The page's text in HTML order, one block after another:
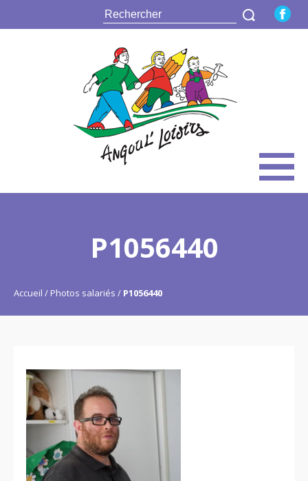
P1056440
Accueil Photos salariés P1056440